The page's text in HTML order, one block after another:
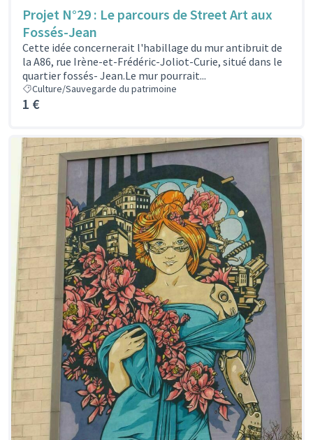
Projet N°29 : Le parcours de Street Art aux
Fossés-Jean
Cette idée concernerait l'habillage du mur antibruit de
la A86, rue Irène-et-Frédéric-Joliot-Curie, situé dans le
quartier fossés- Jean.Le mur pourrait...
Culture/Sauvegarde du patrimoine
1 €